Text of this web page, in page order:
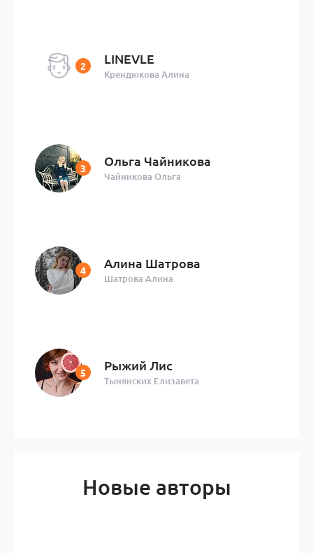
LINEVLE
Крендюкова Алина
Ольга Чайникова
Чайникова Ольга
Алина Шатрова
Шатрова Алина
Рыжий Лис
Тынянских Елизавета
Новые авторы